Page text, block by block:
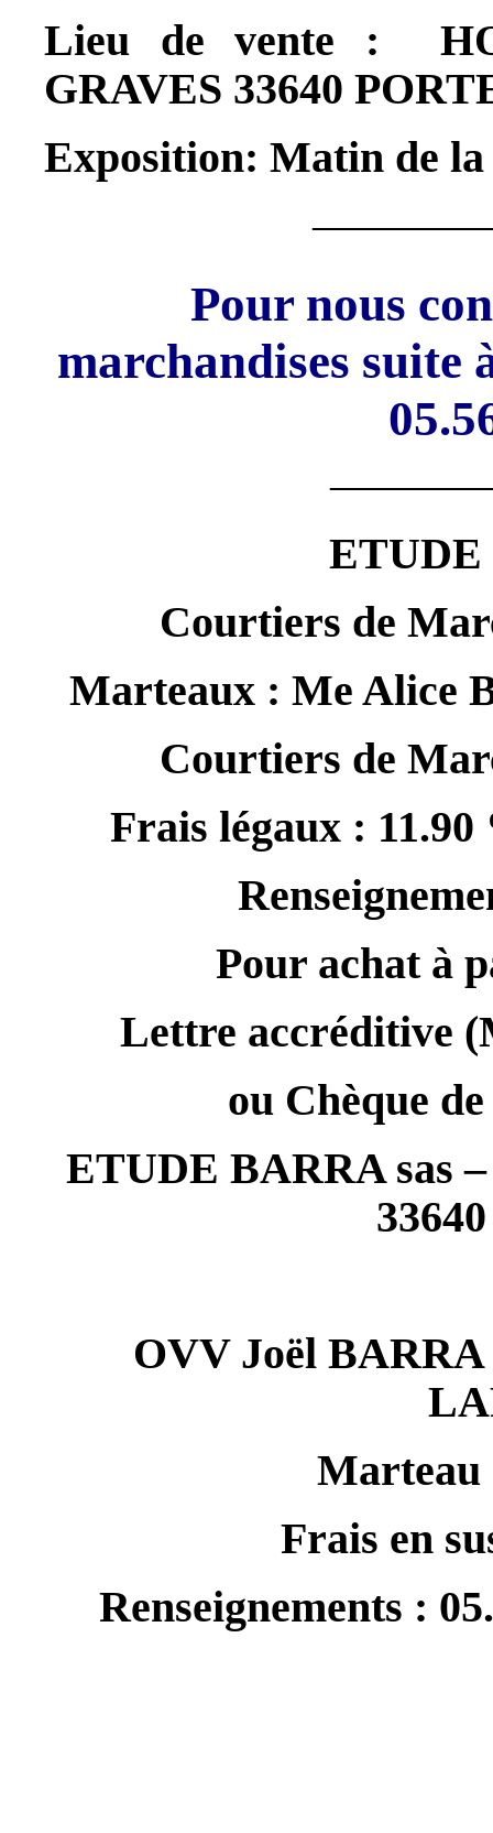
Lieu de vente :
GRAVES 33640
Exposition: Matin de la
Pour nous
marchandises suite
Courtiers de
Marteaux : Me Alice
Courtiers de
Frais légaux :
Pour achat à
Lettre accréditive
ou Chèque
ETUDE BARRA sas –
OVV Joël BARRA
Marteau
Frais en
Renseignements :